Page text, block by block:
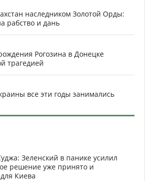
наследником Золотой Орды:
рабство и дань
Рогозина в Донецке
трагедией
все эти годы занимались
Зеленский в панике усилил
решение уже принято и
Киева